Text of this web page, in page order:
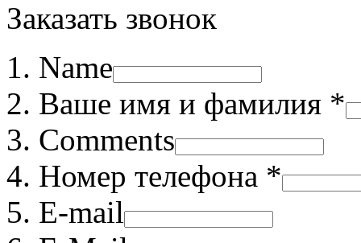
Заказать звонок
Name
Ваше имя и фамилия *
Comments
Номер телефона *
E-mail